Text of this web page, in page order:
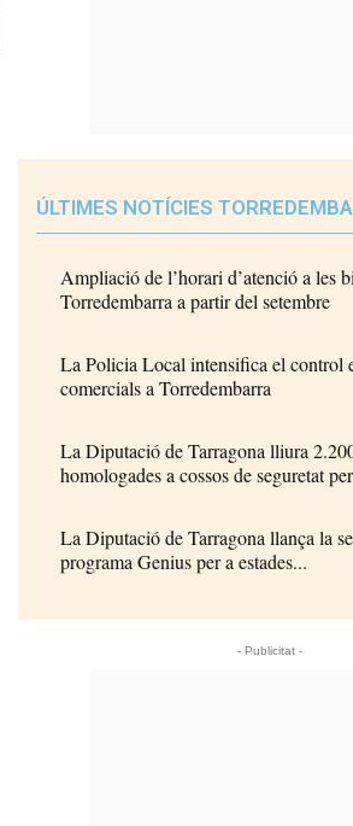
ÚLTIMES NOTÍCIES
Ampliació de l’horari d’atenció a les
Torredembarra a partir del setembre
La Policia Local intensifica el control
comercials a Torredembarra
La Diputació de Tarragona lliura
homologades a cossos de seguretat
La Diputació de Tarragona llança la
programa Genius per a estades...
- Publicitat -